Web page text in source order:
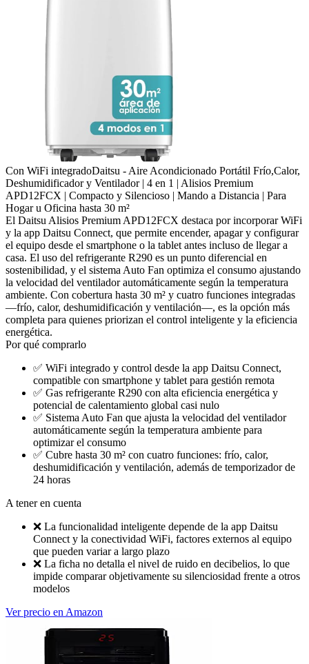
Con WiFi integradoDaitsu - Aire Acondicionado Portátil Frío,Calor,
Deshumidificador y Ventilador | 4 en 1 | Alisios Premium
APD12FCX | Compacto y Silencioso | Mando a Distancia | Para
Hogar u Oficina hasta 30 m²
El Daitsu Alisios Premium APD12FCX destaca por incorporar WiFi
y la app Daitsu Connect, que permite encender, apagar y configurar
el equipo desde el smartphone o la tablet antes incluso de llegar a
casa. El uso del refrigerante R290 es un punto diferencial en
sostenibilidad, y el sistema Auto Fan optimiza el consumo ajustando
la velocidad del ventilador automáticamente según la temperatura
ambiente. Con cobertura hasta 30 m² y cuatro funciones integradas
—frío, calor, deshumidificación y ventilación—, es la opción más
completa para quienes priorizan el control inteligente y la eficiencia
energética.
Por qué comprarlo
✅ WiFi integrado y control desde la app Daitsu Connect,
compatible con smartphone y tablet para gestión remota
✅ Gas refrigerante R290 con alta eficiencia energética y
potencial de calentamiento global casi nulo
✅ Sistema Auto Fan que ajusta la velocidad del ventilador
automáticamente según la temperatura ambiente para
optimizar el consumo
✅ Cubre hasta 30 m² con cuatro funciones: frío, calor,
deshumidificación y ventilación, además de temporizador de
24 horas
A tener en cuenta
❌ La funcionalidad inteligente depende de la app Daitsu
Connect y la conectividad WiFi, factores externos al equipo
que pueden variar a largo plazo
❌ La ficha no detalla el nivel de ruido en decibelios, lo que
impide comparar objetivamente su silenciosidad frente a otros
modelos
Ver precio en Amazon